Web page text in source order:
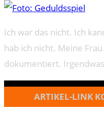
Ich war das nicht. Ich
hab ich nicht. Meine
dokumentiert.
ARTIKEL-LINK